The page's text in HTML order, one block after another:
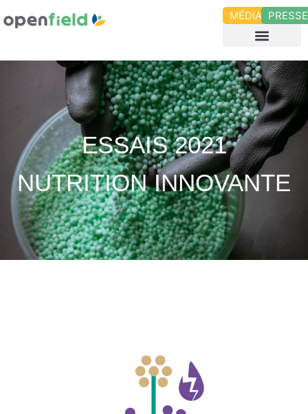
MÉDIAS PRESSE
ESSAIS 2021
NUTRITION INNOVANTE